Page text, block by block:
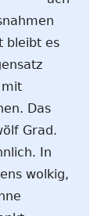
bleibt es
mit
Das
Grad.
In
wolkig,